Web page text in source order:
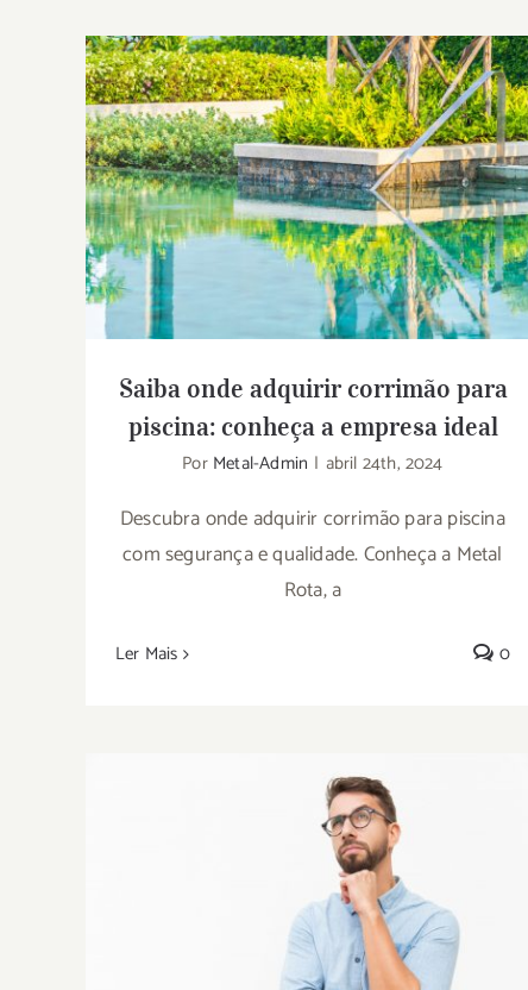
Saiba onde adquirir corrimão para
piscina: conheça a empresa ideal
Saiba onde adquirir corrimão para
piscina: conheça a empresa ideal
Por Metal-Admin | abril 24th, 2024
Descubra onde adquirir corrimão para piscina
com segurança e qualidade. Conheça a Metal
Rota, a
Ler Mais 0
Saiba onde comprar alçapão: conheça a
Metal Rota